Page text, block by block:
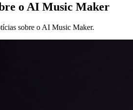
o AI Music Maker
sobre o AI Music Maker.